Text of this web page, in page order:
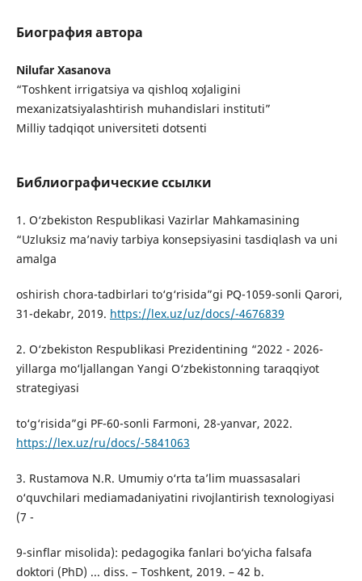
Биография автора
Nilufar Xasanova
“Toshkent irrigatsiya va qishloq xoʻjaligini
mexanizatsiyalashtirish muhandislari instituti”
Milliy tadqiqot universiteti dotsenti
Библиографические ссылки
1. O‘zbekiston Respublikasi Vazirlar Mahkamasining
“Uzluksiz ma’naviy tarbiya konsepsiyasini tasdiqlash va uni
amalga
oshirish chora-tadbirlari to‘g‘risida”gi PQ-1059-sonli Qarori,
31-dekabr, 2019. https://lex.uz/uz/docs/-4676839
2. O‘zbekiston Respublikasi Prezidentining “2022 - 2026-
yillarga mo‘ljallangan Yangi O‘zbekistonning taraqqiyot
strategiyasi
to‘g‘risida”gi PF-60-sonli Farmoni, 28-yanvar, 2022.
https://lex.uz/ru/docs/-5841063
3. Rustamova N.R. Umumiy o‘rta ta’lim muassasalari
o‘quvchilari mediamadaniyatini rivojlantirish texnologiyasi
(7 -
9-sinflar misolida): pedagogika fanlari bo‘yicha falsafa
doktori (PhD) ... diss. – Toshkent, 2019. – 42 b.